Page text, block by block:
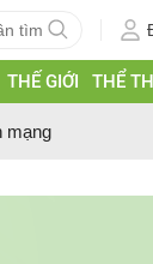
THẾ GIỚI THỂ
mạng